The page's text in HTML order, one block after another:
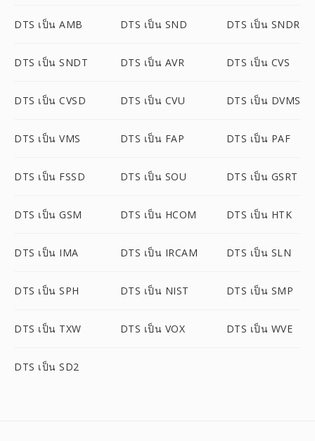
DTS เป็น AMB DTS เป็น SND DTS เป็น SNDR
DTS เป็น SNDT DTS เป็น AVR DTS เป็น CVS
DTS เป็น CVSD DTS เป็น CVU DTS เป็น DVMS
DTS เป็น VMS DTS เป็น FAP DTS เป็น PAF
DTS เป็น FSSD DTS เป็น SOU DTS เป็น GSRT
DTS เป็น GSM DTS เป็น HCOM DTS เป็น HTK
DTS เป็น IMA DTS เป็น IRCAM DTS เป็น SLN
DTS เป็น SPH DTS เป็น NIST DTS เป็น SMP
DTS เป็น TXW DTS เป็น VOX DTS เป็น WVE
DTS เป็น SD2